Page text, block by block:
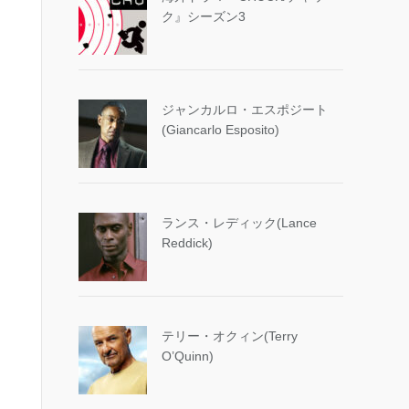
ク』シーズン3
ジャンカルロ・エスポジート
(Giancarlo Esposito)
ランス・レディック(Lance
Reddick)
テリー・オクィン(Terry
O’Quinn)